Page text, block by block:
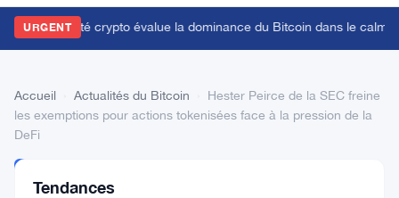
URGENT
communauté crypto évalue la dominance du Bitcoin dans le calme
Accueil Actualités du Bitcoin
Hester Peirce de la SEC freine
les exemptions pour actions tokenisées face à la pression de la
DeFi
DU BITCOIN
Tendances